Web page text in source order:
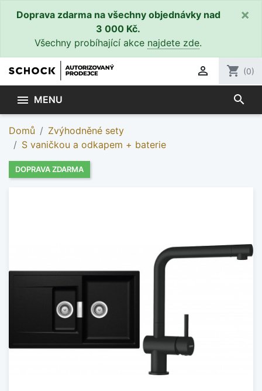
Doprava zdarma na všechny objednávky nad
3 000 Kč.
Všechny probíhající akce najdete zde.
×
 shopping_cart (0)
 MENU search
Domů
Zvýhodněné sety
S vaničkou a odkapem + baterie
DOPRAVA ZDARMA